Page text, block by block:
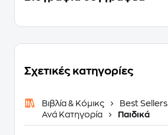
Σχετικές κατηγορίες
Βιβλία & Κόμικς
Best Sellers
Ανά Κατηγορία
Παιδικά